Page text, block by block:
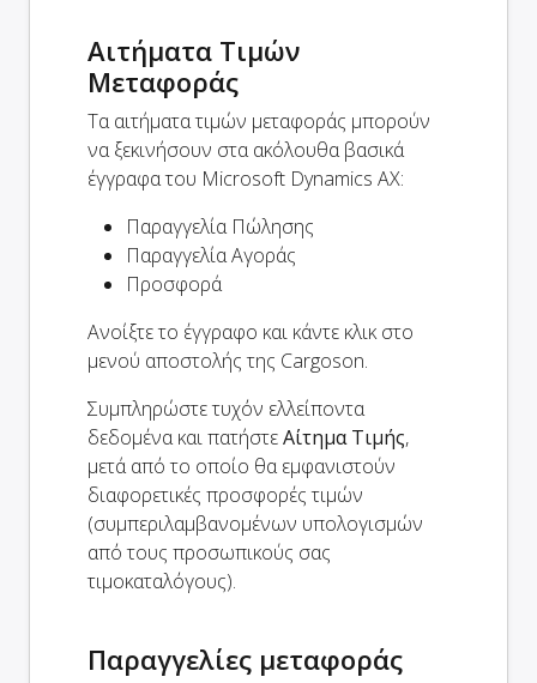
Αιτήματα Τιμών
Μεταφοράς
Τα αιτήματα τιμών μεταφοράς μπορούν
να ξεκινήσουν στα ακόλουθα βασικά
έγγραφα του Microsoft Dynamics AX:
Παραγγελία Πώλησης
Παραγγελία Αγοράς
Προσφορά
Ανοίξτε το έγγραφο και κάντε κλικ στο
μενού αποστολής της Cargoson.
Συμπληρώστε τυχόν ελλείποντα
δεδομένα και πατήστεΑίτημα Τιμής,
μετά από το οποίο θα εμφανιστούν
διαφορετικές προσφορές τιμών
(συμπεριλαμβανομένων υπολογισμών
από τους προσωπικούς σας
τιμοκαταλόγους).
Παραγγελίες μεταφοράς